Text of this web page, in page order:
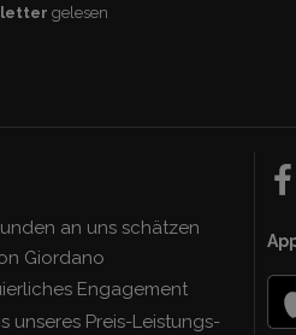
gelesen
an uns schätzen
Giordano
Engagement
unseres Preis-Leistungs-